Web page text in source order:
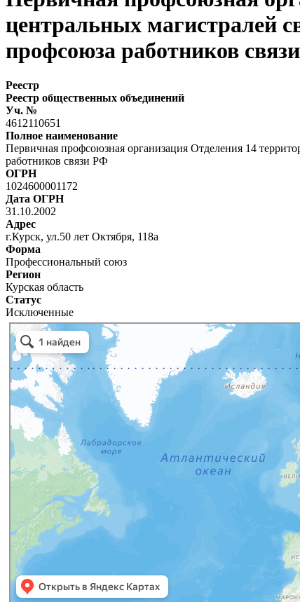
центральных магистралей
профсоюза работников
Реестр
Реестр общественных объединений
Уч. №
4612110651
Полное наименование
Первичная профсоюзная организация Отделения 14
работников связи РФ
ОГРН
1024600001172
Дата ОГРН
31.10.2002
Адрес
г.Курск, ул.50 лет Октября, 118а
Форма
Профессиональный союз
Регион
Курская область
Статус
Исключенные